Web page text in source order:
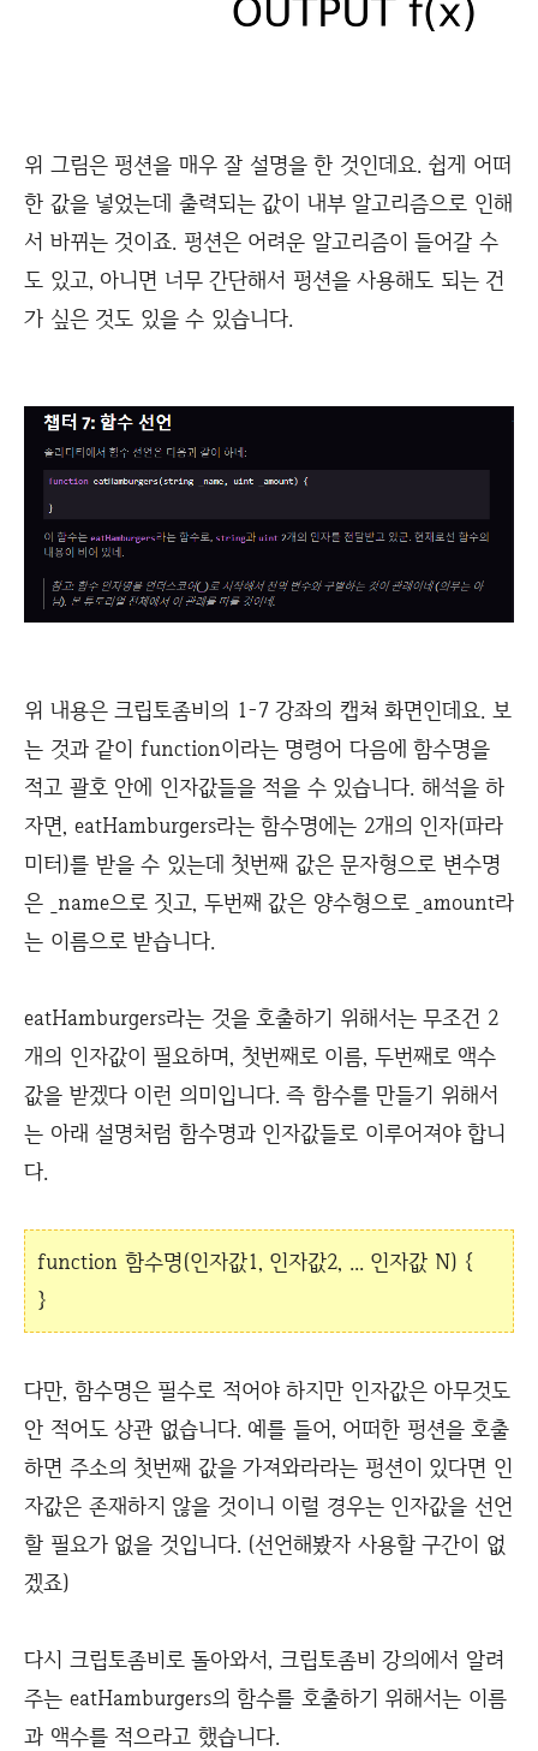
위 그림은 펑션을 매우 잘 설명을 한 것인데요. 쉽게 어떠
한 값을 넣었는데 출력되는 값이 내부 알고리즘으로 인해
서 바뀌는 것이죠. 펑션은 어려운 알고리즘이 들어갈 수
도 있고, 아니면 너무 간단해서 펑션을 사용해도 되는 건
가 싶은 것도 있을 수 있습니다.
위 내용은 크립토좀비의 1-7 강좌의 캡쳐 화면인데요. 보
는 것과 같이 function이라는 명령어 다음에 함수명을
적고 괄호 안에 인자값들을 적을 수 있습니다. 해석을 하
자면, eatHamburgers라는 함수명에는 2개의 인자(파라
미터)를 받을 수 있는데 첫번째 값은 문자형으로 변수명
은 _name으로 짓고, 두번째 값은 양수형으로 _amount라
는 이름으로 받습니다.
eatHamburgers라는 것을 호출하기 위해서는 무조건 2
개의 인자값이 필요하며, 첫번째로 이름, 두번째로 액수
값을 받겠다 이런 의미입니다. 즉 함수를 만들기 위해서
는 아래 설명처럼 함수명과 인자값들로 이루어져야 합니
다.
function 함수명(인자값1, 인자값2, ... 인자값 N) {
}
다만, 함수명은 필수로 적어야 하지만 인자값은 아무것도
안 적어도 상관 없습니다. 예를 들어, 어떠한 펑션을 호출
하면 주소의 첫번째 값을 가져와라라는 펑션이 있다면 인
자값은 존재하지 않을 것이니 이럴 경우는 인자값을 선언
할 필요가 없을 것입니다. (선언해봤자 사용할 구간이 없
겠죠)
다시 크립토좀비로 돌아와서, 크립토좀비 강의에서 알려
주는 eatHamburgers의 함수를 호출하기 위해서는 이름
과 액수를 적으라고 했습니다.